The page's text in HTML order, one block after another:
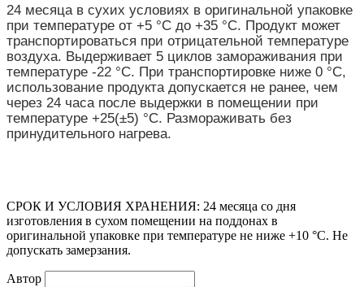
24 месяца в сухих условиях в оригинальной упаковке
при температуре от +5 °С до +35 °С. Продукт может
транспортироваться при отрицательной температуре
воздуха. Выдерживает 5 циклов замораживания при
температуре -22 °С. При транспортировке ниже 0 °С,
использование продукта допускается не ранее, чем
через 24 часа после выдержки в помещении при
температуре +25(±5) °С. Размораживать без
принудительного нагрева.
СРОК И УСЛОВИЯ ХРАНЕНИЯ: 24 месяца со дня
изготовления в сухом помещении на поддонах в
оригинальной упаковке при температуре не ниже +10 °C. Не
допускать замерзания.
Автор